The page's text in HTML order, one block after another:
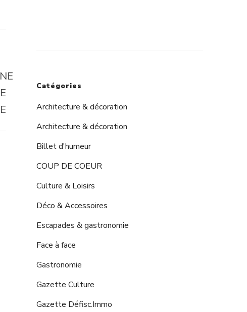
Catégories
Architecture & décoration
Architecture & décoration
Billet d'humeur
COUP DE COEUR
Culture & Loisirs
Déco & Accessoires
Escapades & gastronomie
Face à face
Gastronomie
Gazette Culture
Gazette Défisc.Immo